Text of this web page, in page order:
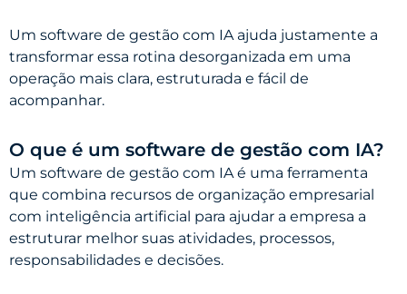
Um software de gestão com IA ajuda justamente a
transformar essa rotina desorganizada em uma
operação mais clara, estruturada e fácil de
acompanhar.
O que é um software de gestão com IA?
Um software de gestão com IA é uma ferramenta
que combina recursos de organização empresarial
com inteligência artificial para ajudar a empresa a
estruturar melhor suas atividades, processos,
responsabilidades e decisões.